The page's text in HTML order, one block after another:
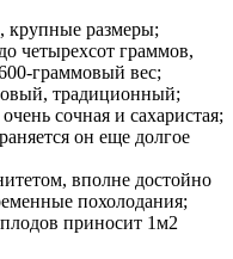
крупные размеры;
четырехсот граммов,
граммовый вес;
традиционный;
сочная и сахаристая;
он еще долгое
вполне достойно
похолодания;
приносит 1м2